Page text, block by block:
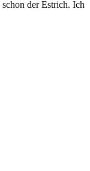
der Estrich. Ich